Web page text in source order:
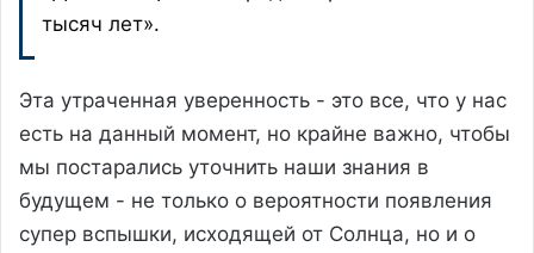
тысяч лет».
Эта утраченная уверенность - это все, что у нас
есть на данный момент, но крайне важно, чтобы
мы постарались уточнить наши знания в
будущем - не только о вероятности появления
супер вспышки, исходящей от Солнца, но и о